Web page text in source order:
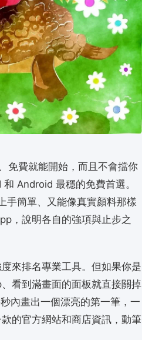
免費就能開始，而且不會擋你
Android 最穩的免費首選。
手簡單、又能像真實顏料那樣
，說明各自的強項與止步之
來排名專業工具。但如果你是
看到滿畫面的面板就直接關掉
內畫出一個漂亮的第一筆，一
的官方網站和商店資訊，動筆